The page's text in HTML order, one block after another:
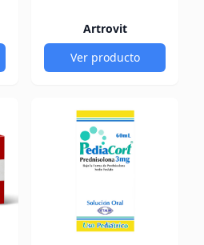
Artrovit
Ver producto